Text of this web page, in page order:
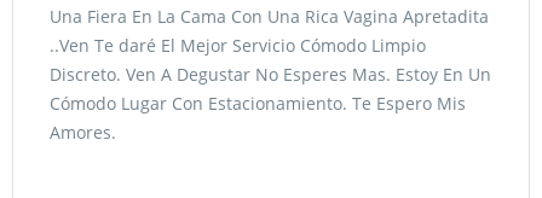
Una Fiera En La Cama Con Una Rica Vagina Apretadita
..Ven Te daré El Mejor Servicio Cómodo Limpio
Discreto. Ven A Degustar No Esperes Mas. Estoy En Un
Cómodo Lugar Con Estacionamiento. Te Espero Mis
Amores.